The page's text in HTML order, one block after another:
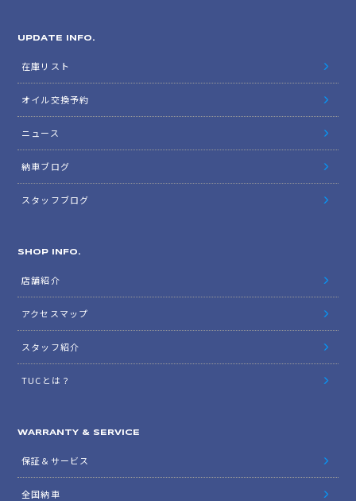
UPDATE INFO.
在庫リスト
オイル交換予約
ニュース
納車ブログ
スタッフブログ
SHOP INFO.
店舗紹介
アクセスマップ
スタッフ紹介
TUCとは？
WARRANTY & SERVICE
保証＆サービス
全国納車